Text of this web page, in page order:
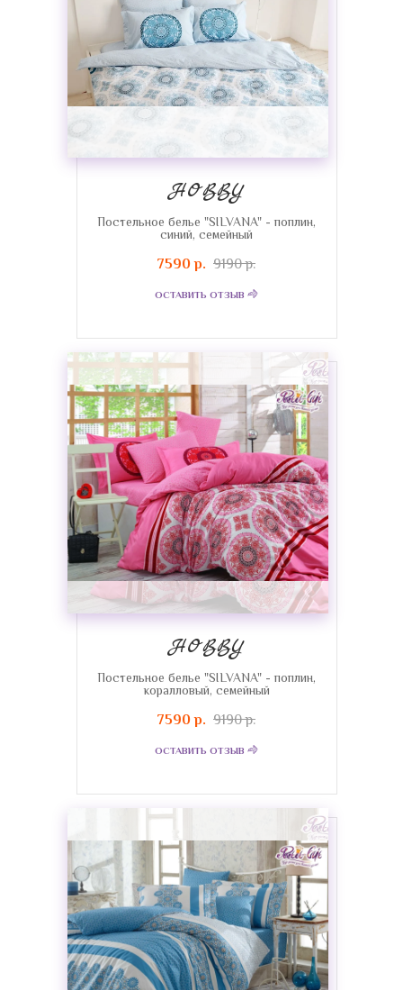
HOBBY
Постельное белье "SILVANA" - поплин,
синий, семейный
7590 р. 9190 р.
ОСТАВИТЬ ОТЗЫВ
HOBBY
Постельное белье "SILVANA" - поплин,
коралловый, семейный
7590 р. 9190 р.
ОСТАВИТЬ ОТЗЫВ